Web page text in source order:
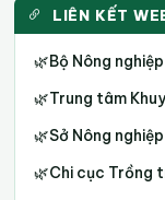
LIÊN KẾT
🌿Bộ Nông
🌿Trung tâm
🌿Sở Nông
🌿Chi cục Trồng